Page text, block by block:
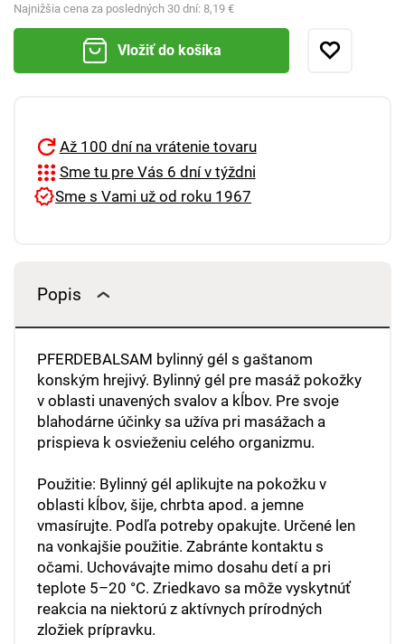
Najnižšia cena za posledných 30 dní: 8,19 €
Vložiť do košíka
Až 100 dní na vrátenie tovaru
Sme tu pre Vás 6 dní v týždni
Sme s Vami už od roku 1967
Popis
PFERDEBALSAM bylinný gél s gaštanom
konským hrejivý. Bylinný gél pre masáž pokožky
v oblasti unavených svalov a kĺbov. Pre svoje
blahodárne účinky sa užíva pri masážach a
prispieva k osvieženiu celého organizmu.
Použitie: Bylinný gél aplikujte na pokožku v
oblasti kĺbov, šije, chrbta apod. a jemne
vmasírujte. Podľa potreby opakujte. Určené len
na vonkajšie použitie. Zabránte kontaktu s
očami. Uchovávajte mimo dosahu detí a pri
teplote 5–20 °C. Zriedkavo sa môže vyskytnúť
reakcia na niektorú z aktívnych prírodných
zložiek prípravku.